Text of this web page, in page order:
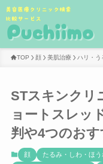
TOP 顔 美肌治療 ハリ・う
STスキンクリ
ョートスレッ
判や4つのお
顔 たるみ・しわ・ほう